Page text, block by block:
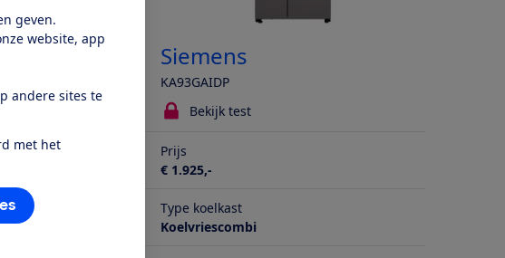
geven.
website, app
andere sites te
met het
Siemens
KA93GAIDP
Bekijk test
Prijs
€ 1.925,-
Type koelkast
Koelvriescombi